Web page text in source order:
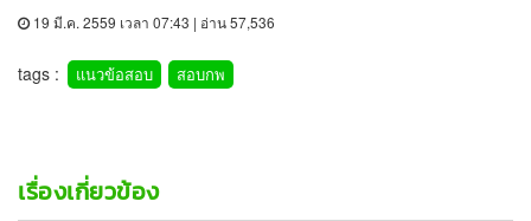
19 มี.ค. 2559 เวลา 07:43 | อ่าน 57,536
tags : แนวข้อสอบ สอบกพ
เรื่องเกี่ยวข้อง